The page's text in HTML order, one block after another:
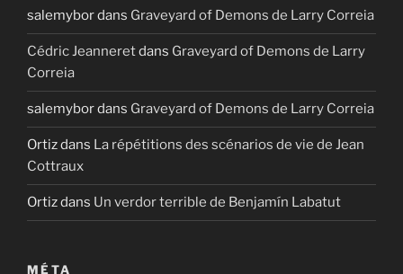
salemybordans Graveyard of Demons de Larry Correia
Cédric Jeanneretdans Graveyard of Demons de Larry
Correia
salemybordans Graveyard of Demons de Larry Correia
Ortizdans La répétitions des scénarios de vie de Jean
Cottraux
Ortizdans Un verdor terrible de Benjamín Labatut
MÉTA